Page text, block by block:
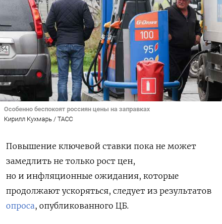
Особенно беспокоят россиян цены на заправках
Кирилл Кухмарь / ТАСС
Повышение ключевой ставки пока не может
замедлить не только рост цен,
но и инфляционные ожидания, которые
продолжают ускоряться, следует из результатов
опроса, опубликованного ЦБ.